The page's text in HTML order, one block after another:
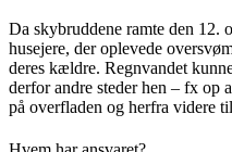
Da skybruddene ramte den 12.
husejere, der oplevede
deres kældre. Regnvandet
derfor andre steder hen – fx op
på overfladen og herfra videre